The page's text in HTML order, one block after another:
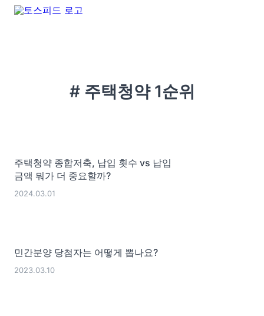
# 주택청약 1순위
주택청약 종합저축, 납입 횟수 vs 납입
금액 뭐가 더 중요할까?
2024.03.01
민간분양 당첨자는 어떻게 뽑나요?
2023.03.10